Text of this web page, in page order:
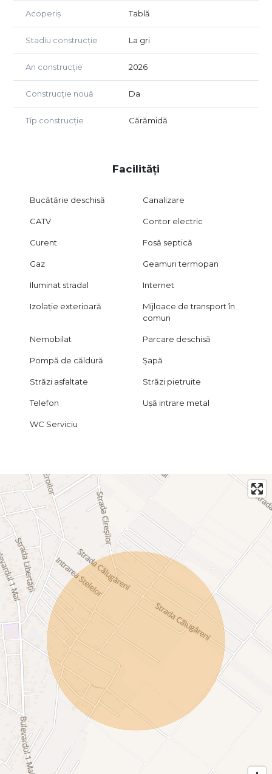
Acoperiș Tablă
Stadiu construcție La gri
An construcție 2026
Construcție nouă Da
Tip construcție Cărămidă
Facilități
Bucătărie deschisă Canalizare
CATV Contor electric
Curent Fosă septică
Gaz Geamuri termopan
Iluminat stradal Internet
Izolație exterioară
Mijloace de transport în
comun
Nemobilat Parcare deschisă
Pompă de căldură Șapă
Străzi asfaltate Străzi pietruite
Telefon Ușă intrare metal
WC Serviciu